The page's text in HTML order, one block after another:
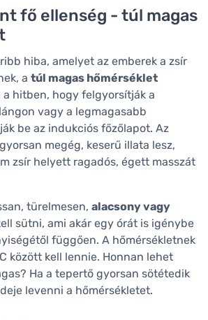
fő ellenség - túl magas
hiba, amelyet az emberek a zsír
a túl magas hőmérséklet
a hitben, hogy felgyorsítják a
vagy a legmagasabb
be az indukciós főzőlapot. Az
megég, keserű illata lesz,
zsír helyett ragadós, égett masszát
türelmesen, alacsony vagy
sütni, ami akár egy órát is igénybe
függően. A hőmérsékletnek
között kell lennie. Honnan lehet
Ha a tepertő gyorsan sötétedik
levenni a hőmérsékletet.